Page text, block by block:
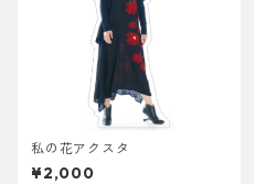
私の花アクスタ
¥2,000